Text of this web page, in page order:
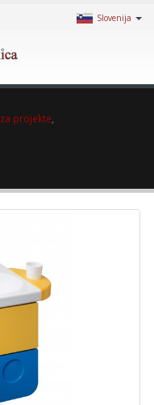
Slovenija
za projekte